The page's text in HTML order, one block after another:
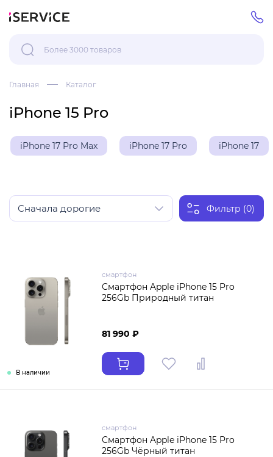
Главная Каталог
iPhone 15 Pro
iPhone 17 Pro Max iPhone 17 Pro iPhone 17
Фильтр (0)
В наличии
смартфон
Смартфон Apple iPhone 15 Pro
256Gb Природный титан
81 990 ₽
смартфон
Смартфон Apple iPhone 15 Pro
256Gb Чёрный титан